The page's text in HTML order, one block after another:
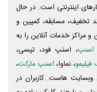
اینترنتی است. در حال
تخفیف، مسابقه، کمپین و
مراکز خدمات آنلاین را به
اسنپ، اسنپ فود، تپسی،
، نماوا، اسنپ مارکت،
وبسایت ‌هاست. کاربران در